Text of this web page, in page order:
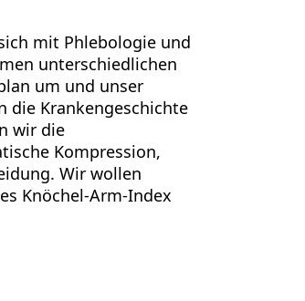
mit Phlebologie und
unterschiedlichen
um und unser
die Krankengeschichte
wir die
Kompression,
Wir wollen
Knöchel-Arm-Index